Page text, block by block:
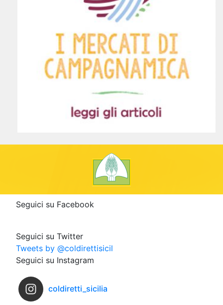
Seguici su Facebook
Seguici su Twitter
Tweets by @coldirettisicil
Seguici su Instagram
coldiretti_sicilia